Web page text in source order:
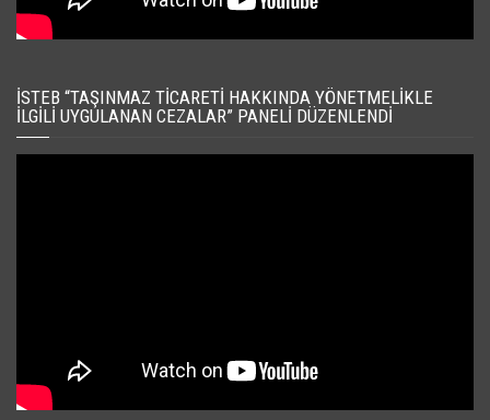
İSTEB “TAŞINMAZ TICARETI HAKKINDA YÖNETMELIKLE
İLGILI UYGULANAN CEZALAR” PANELI DÜZENLENDI